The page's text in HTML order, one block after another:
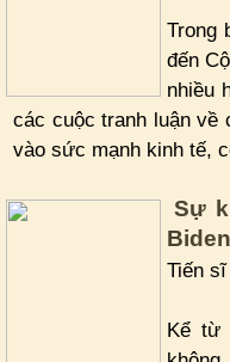
Trong
đến
nhiều
các cuộc tranh luận về
vào sức mạnh kinh tế,
Sự
Tiến
Kể từ